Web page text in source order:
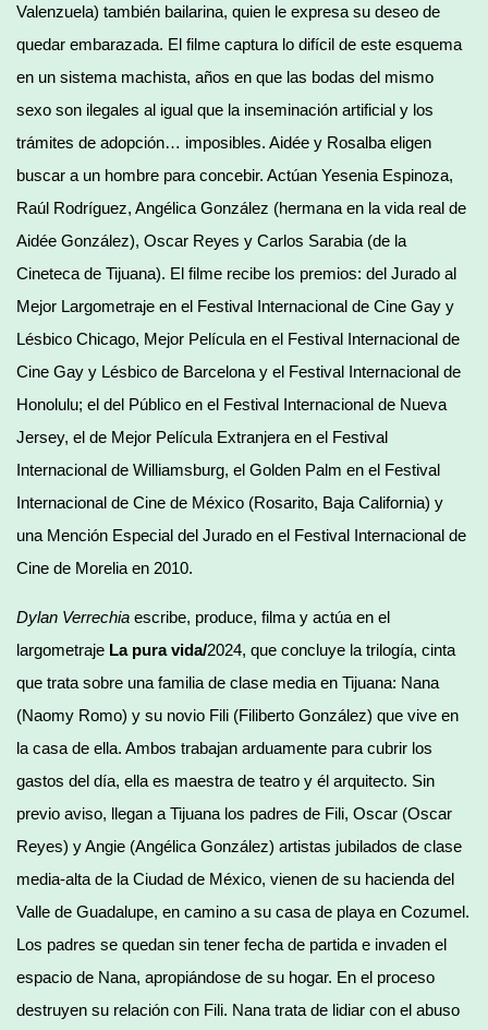
Valenzuela) también bailarina, quien le expresa su deseo de
quedar embarazada. El filme captura lo difícil de este esquema
en un sistema machista, años en que las bodas del mismo
sexo son ilegales al igual que la inseminación artificial y los
trámites de adopción… imposibles. Aidée y Rosalba eligen
buscar a un hombre para concebir. Actúan Yesenia Espinoza,
Raúl Rodríguez, Angélica González (hermana en la vida real de
Aidée González), Oscar Reyes y Carlos Sarabia (de la
Cineteca de Tijuana). El filme recibe los premios: del Jurado al
Mejor Largometraje en el Festival Internacional de Cine Gay y
Lésbico Chicago, Mejor Película en el Festival Internacional de
Cine Gay y Lésbico de Barcelona y el Festival Internacional de
Honolulu; el del Público en el Festival Internacional de Nueva
Jersey, el de Mejor Película Extranjera en el Festival
Internacional de Williamsburg, el Golden Palm en el Festival
Internacional de Cine de México (Rosarito, Baja California) y
una Mención Especial del Jurado en el Festival Internacional de
Cine de Morelia en 2010.
Dylan Verrechia escribe, produce, filma y actúa en el
largometraje La pura vida/2024, que concluye la trilogía, cinta
que trata sobre una familia de clase media en Tijuana: Nana
(Naomy Romo) y su novio Fili (Filiberto González) que vive en
la casa de ella. Ambos trabajan arduamente para cubrir los
gastos del día, ella es maestra de teatro y él arquitecto. Sin
previo aviso, llegan a Tijuana los padres de Fili, Oscar (Oscar
Reyes) y Angie (Angélica González) artistas jubilados de clase
media-alta de la Ciudad de México, vienen de su hacienda del
Valle de Guadalupe, en camino a su casa de playa en Cozumel.
Los padres se quedan sin tener fecha de partida e invaden el
espacio de Nana, apropiándose de su hogar. En el proceso
destruyen su relación con Fili. Nana trata de lidiar con el abuso